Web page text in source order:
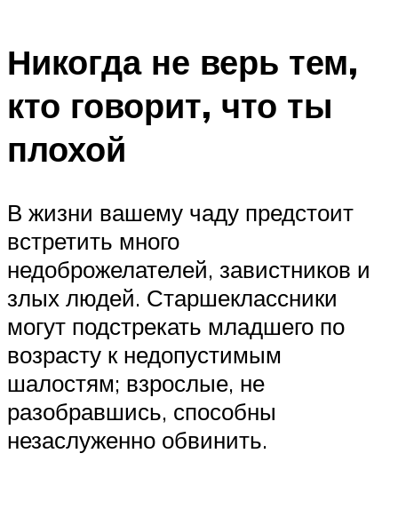
Никогда не верь тем,
кто говорит, что ты
плохой
В жизни вашему чаду предстоит
встретить много
недоброжелателей, завистников и
злых людей. Старшеклассники
могут подстрекать младшего по
возрасту к недопустимым
шалостям; взрослые, не
разобравшись, способны
незаслуженно обвинить.